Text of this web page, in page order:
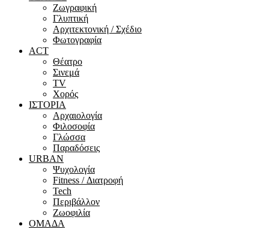
Ζωγραφική
Γλυπτική
Αρχιτεκτονική / Σχέδιο
Φωτογραφία
ACT
Θέατρο
Σινεμά
ΤV
Χορός
ΙΣΤΟΡΙΑ
Αρχαιολογία
Φιλοσοφία
Γλώσσα
Παραδόσεις
URBAN
Ψυχολογία
Fitness / Διατροφή
Tech
Περιβάλλον
Ζωοφιλία
ΟΜΑΔΑ